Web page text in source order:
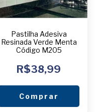
Pastilha Adesiva
Resinada Verde Menta
Código M205
R$38,99
Comprar